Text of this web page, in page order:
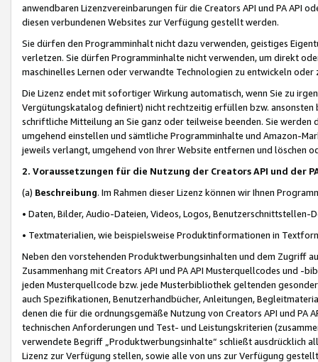
anwendbaren Lizenzvereinbarungen für die Creators API und PA API
diesen verbundenen Websites zur Verfügung gestellt werden.
Sie dürfen den Programminhalt nicht dazu verwenden, geistiges
verletzen. Sie dürfen Programminhalte nicht verwenden, um direkt
maschinelles Lernen oder verwandte Technologien zu entwickeln
Die Lizenz endet mit sofortiger Wirkung automatisch, wenn Sie zu
Vergütungskatalog definiert) nicht rechtzeitig erfüllen bzw. ansonsten
schriftliche Mitteilung an Sie ganz oder teilweise beenden. Sie werden
umgehend einstellen und sämtliche Programminhalte und Amazon-
jeweils verlangt, umgehend von Ihrer Website entfernen und löschen
2. Voraussetzungen für die Nutzung der Creators API und der
(a) Beschreibung. Im Rahmen dieser Lizenz können wir Ihnen
• Daten, Bilder, Audio-Dateien, Videos, Logos, Benutzerschnittstellen-
• Textmaterialien, wie beispielsweise Produktinformationen in
Neben den vorstehenden Produktwerbungsinhalten und dem Zugriff
Zusammenhang mit Creators API und PA API Musterquellcodes und
jeden Musterquellcode bzw. jede Musterbibliothek geltenden
auch Spezifikationen, Benutzerhandbücher, Anleitungen,
denen die für die ordnungsgemäße Nutzung von Creators API und PA
technischen Anforderungen und Test- und Leistungskriterien
verwendete Begriff „Produktwerbungsinhalte“ schließt ausdrücklich
Lizenz zur Verfügung stellen, sowie alle von uns zur Verfügung